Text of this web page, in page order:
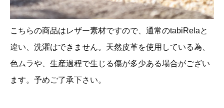
こちらの商品はレザー素材ですので、通常のtabiRelaと
違い、洗濯はできません。天然皮革を使用している為、
色ムラや、生産過程で生じる傷が多少ある場合がござい
ます。予めご了承下さい。